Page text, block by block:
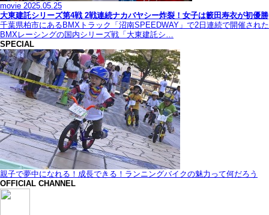
movie 2025.05.25
大東建託シリーズ第4戦 2戦連続ナカバヤシー炸裂！女子は籔田寿衣が初優勝
千葉県柏市にあるBMXトラック「沼南SPEEDWAY」で2日連続で開催された
BMXレーシングの国内シリーズ戦「大東建託シ…
SPECIAL
親子で夢中になれる！成長できる！ランニングバイクの魅力って何だろう
OFFICIAL CHANNEL